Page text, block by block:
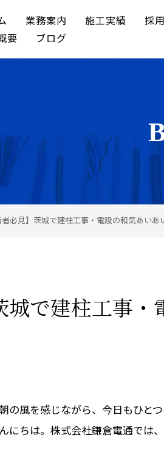
業務案内 施工実績 採
要
ブログ
者必見】茨城で建柱工事・電設の和気あいあ
城で建柱工事・
風を感じながら、今日もひとつ
にちは。株式会社鎌倉電通では